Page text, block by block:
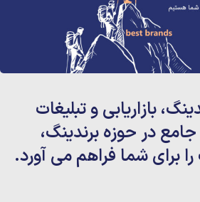
بازاریابی و تبلیغات
در حوزه برندینگ،
را برای شما فراهم می آورد.